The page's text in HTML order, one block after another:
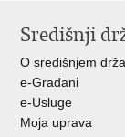
Facebooku
Središnji
O središnjem
e-Građani
e-Usluge
Moja uprava